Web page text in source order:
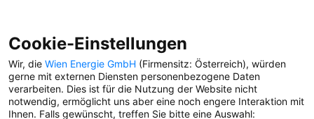
STÄDTEBELEUCHTUNG
Cookie-Einstellungen
Wir, die Wien Energie GmbH (Firmensitz: Österreich), würden
gerne mit externen Diensten personenbezogene Daten
verarbeiten. Dies ist für die Nutzung der Website nicht
notwendig, ermöglicht uns aber eine noch engere Interaktion mit
Ihnen. Falls gewünscht, treffen Sie bitte eine Auswahl: